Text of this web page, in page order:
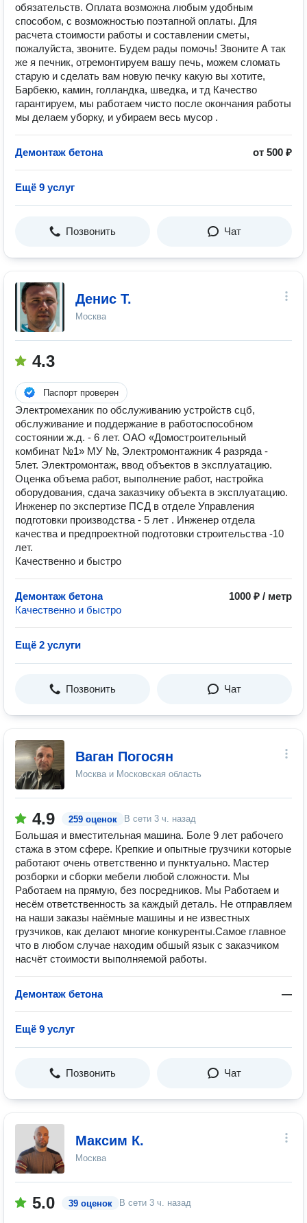
обязательств. Оплата возможна любым удобным
способом, с возможностью поэтапной оплаты. Для
расчета стоимости работы и составлении сметы,
пожалуйста, звоните. Будем рады помочь! Звоните А так
же я печник, отремонтируем вашу печь, можем сломать
старую и сделать вам новую печку какую вы хотите,
Барбекю, камин, голландка, шведка, и тд Качество
гарантируем, мы работаем чисто после окончания работы
мы делаем уборку, и убираем весь мусор .
Демонтаж бетона от 500 ₽
Ещё 9 услуг
Позвонить Чат
Денис Т.
Москва
4.3
Паспорт проверен
Электромеханик по обслуживанию устройств сцб,
обслуживание и поддержание в работоспособном
состоянии ж.д. - 6 лет. ОАО «Домостроительный
комбинат №1» МУ №, Электромонтажник 4 разряда -
5лет. Электромонтаж, ввод объектов в эксплуатацию.
Оценка объема работ, выполнение работ, настройка
оборудования, сдача заказчику объекта в эксплуатацию.
Инженер по экспертизе ПСД в отделе Управления
подготовки производства - 5 лет . Инженер отдела
качества и предпроектной подготовки строительства -10
лет.
Качественно и быстро
Демонтаж бетона
1000 ₽ / метр
Качественно и быстро
Ещё 2 услуги
Позвонить Чат
Ваган Погосян
Москва и Московская область
4.9 259 оценок В сети 3 ч. назад
Большая и вместительная машина. Боле 9 лет рабочего
стажа в этом сфере. Крепкие и опытные грузчики которые
работают очень ответственно и пунктуально. Мастер
розборки и сборки мебели любой сложности. Мы
Работаем на прямую, без посредников. Мы Работаем и
несём ответственность за каждый деталь. Не отправляем
на наши заказы наёмные машины и не известных
грузчиков, как делают многие конкуренты.Самое главное
что в любом случае находим обшый язык с заказчиком
насчёт стоимости выполняемой работы.
Демонтаж бетона —
Ещё 9 услуг
Позвонить Чат
Максим К.
Москва
5.0 39 оценок В сети 3 ч. назад